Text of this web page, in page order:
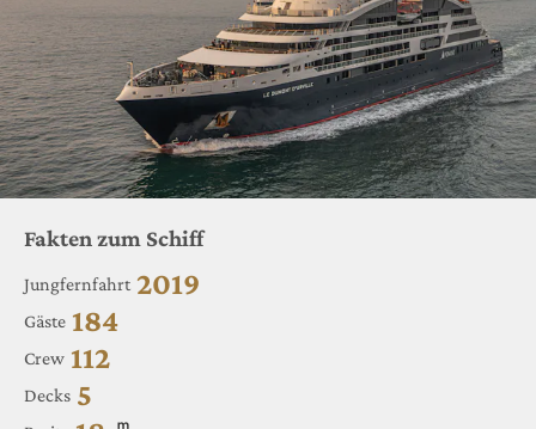
Fakten zum Schiff
Jungfernfahrt 2019
Gäste 184
Crew 112
Decks 5
m